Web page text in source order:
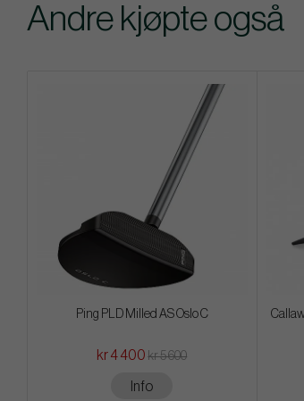
Andre kjøpte også
Ping PLD Milled AS Oslo C
kr 4 400 kr 5 600
Info